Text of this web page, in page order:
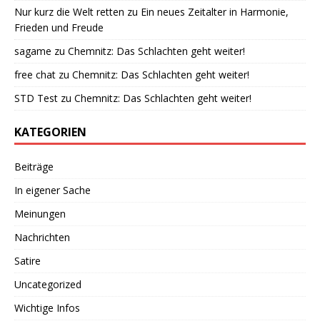
Nur kurz die Welt retten zu Ein neues Zeitalter in Harmonie,
Frieden und Freude
sagame zu Chemnitz: Das Schlachten geht weiter!
free chat zu Chemnitz: Das Schlachten geht weiter!
STD Test zu Chemnitz: Das Schlachten geht weiter!
KATEGORIEN
Beiträge
In eigener Sache
Meinungen
Nachrichten
Satire
Uncategorized
Wichtige Infos